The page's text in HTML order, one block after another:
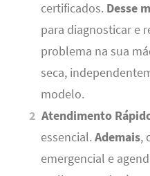
certificados. Desse
para diagnosticar e
problema na sua
seca,
modelo.
Atendimento
essencial. Ademais,
emergencial e